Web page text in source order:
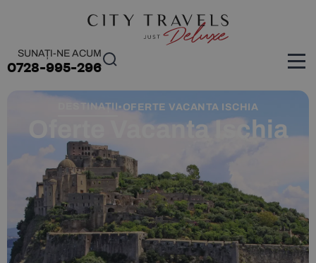
SUNAȚI-NE ACUM
0728-995-296
DESTINAȚII •OFERTE VACANTA ISCHIA
Oferte Vacanta Ischia